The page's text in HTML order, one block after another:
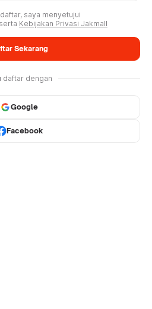
saya menyetujui
serta Kebijakan Privasi Jakmall
Sekarang
daftar dengan
Google
Facebook